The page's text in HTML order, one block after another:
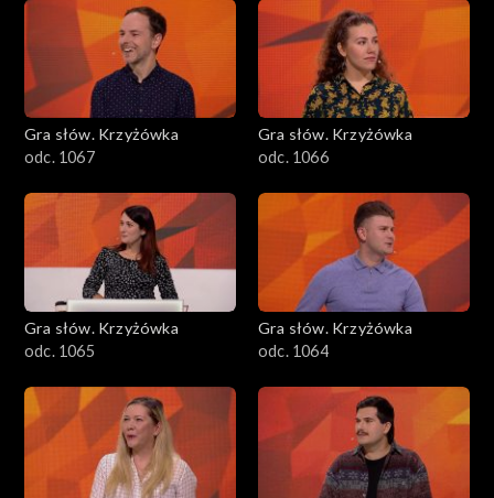
Gra słów. Krzyżówka
odc. 1067
Gra słów. Krzyżówka
odc. 1066
Gra słów. Krzyżówka
odc. 1065
Gra słów. Krzyżówka
odc. 1064